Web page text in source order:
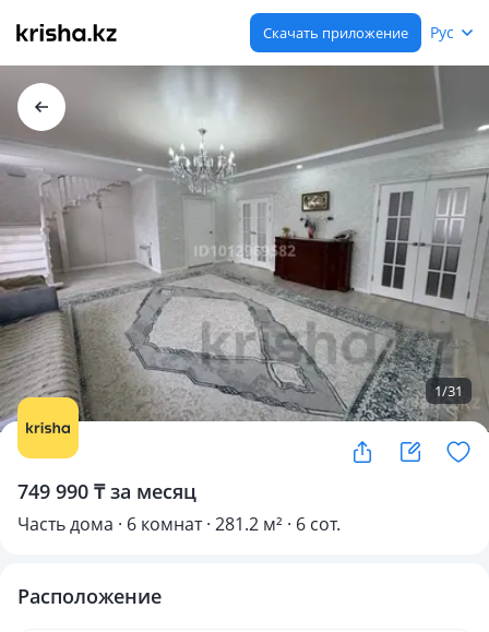
Скачать приложение Рус
1/31
749 990 ₸ за месяц
Часть дома · 6 комнат · 281.2 м² · 6 сот.
Расположение